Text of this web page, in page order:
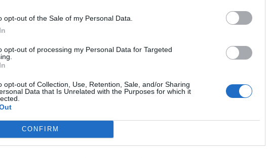
opt-out of the Sale of my Personal Data.
opt-out of processing my Personal Data for Targeted
opt-out of Collection, Use, Retention, Sale, and/or Sharing
Data that Is Unrelated with the Purposes for which it
CONFIRM